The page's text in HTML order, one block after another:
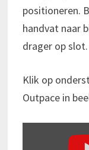
positioneren.
handvat naar
drager op
Klik op
Outpace in
DISPLAY